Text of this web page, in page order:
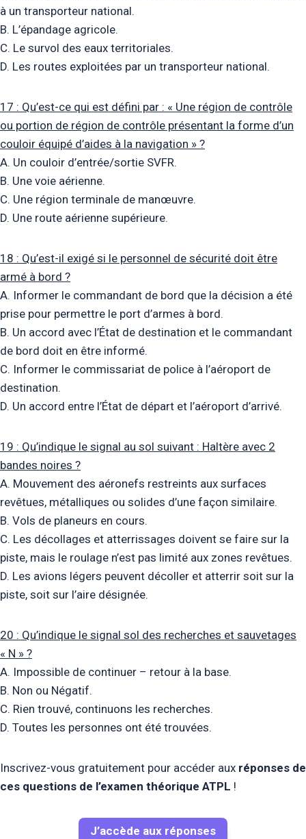
à un transporteur national.
B. L’épandage agricole.
C. Le survol des eaux territoriales.
D. Les routes exploitées par un transporteur national.
17 : Qu’est-ce qui est défini par : « Une région de contrôle
ou portion de région de contrôle présentant la forme d’un
couloir équipé d’aides à la navigation » ?
A. Un couloir d’entrée/sortie SVFR.
B. Une voie aérienne.
C. Une région terminale de manœuvre.
D. Une route aérienne supérieure.
18 : Qu’est-il exigé si le personnel de sécurité doit être
armé à bord ?
A. Informer le commandant de bord que la décision a été
prise pour permettre le port d’armes à bord.
B. Un accord avec l’État de destination et le commandant
de bord doit en être informé.
C. Informer le commissariat de police à l’aéroport de
destination.
D. Un accord entre l’État de départ et l’aéroport d’arrivé.
19 : Qu’indique le signal au sol suivant : Haltère avec 2
bandes noires ?
A. Mouvement des aéronefs restreints aux surfaces
revêtues, métalliques ou solides d’une façon similaire.
B. Vols de planeurs en cours.
C. Les décollages et atterrissages doivent se faire sur la
piste, mais le roulage n’est pas limité aux zones revêtues.
D. Les avions légers peuvent décoller et atterrir soit sur la
piste, soit sur l’aire désignée.
20 : Qu’indique le signal sol des recherches et sauvetages
« N » ?
A. Impossible de continuer – retour à la base.
B. Non ou Négatif.
C. Rien trouvé, continuons les recherches.
D. Toutes les personnes ont été trouvées.
Inscrivez-vous gratuitement pour accéder aux réponses de
ces questions de l’examen théorique ATPL !
J’accède aux réponses